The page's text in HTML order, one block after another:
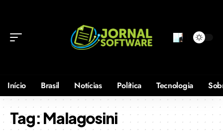
Início Brasil Notícias Política Tecnologia
Tag:Malagosini